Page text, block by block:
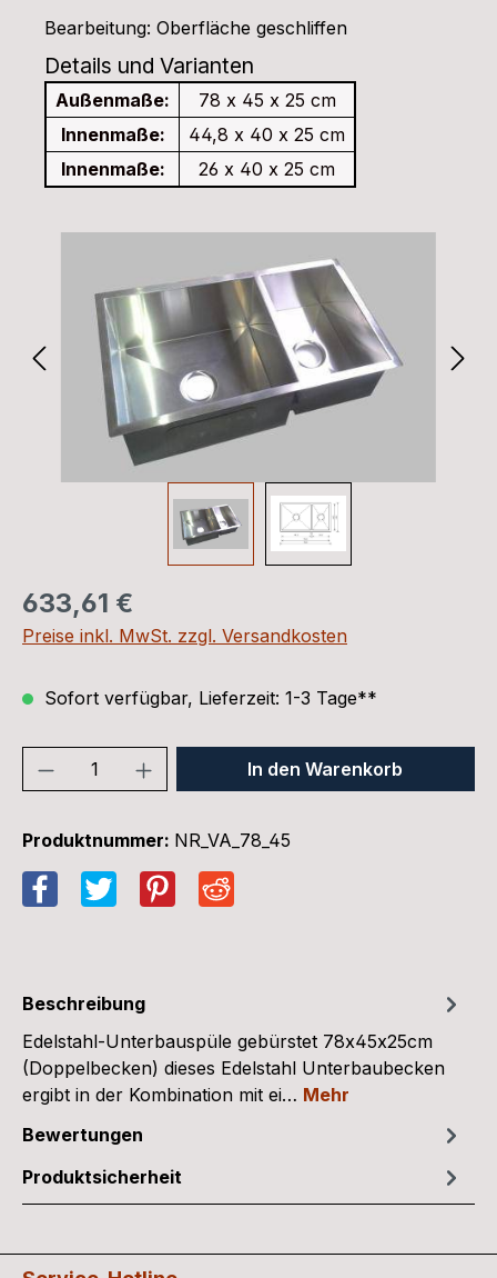
Bearbeitung: Oberfläche geschliffen
Details und Varianten
Außenmaße:
78 x 45 x 25 cm
Innenmaße:
44,8 x 40 x 25 cm
Innenmaße:
26 x 40 x 25 cm
Regulärer Preis:
633,61 €
Preise inkl. MwSt. zzgl. Versandkosten
Sofort verfügbar, Lieferzeit: 1-3 Tage**
In den Warenkorb
Produktnummer: NR_VA_78_45
Beschreibung
Edelstahl-Unterbauspüle gebürstet 78x45x25cm
(Doppelbecken) dieses Edelstahl Unterbaubecken
ergibt in der Kombination mit ei… Mehr
Bewertungen
Produktsicherheit